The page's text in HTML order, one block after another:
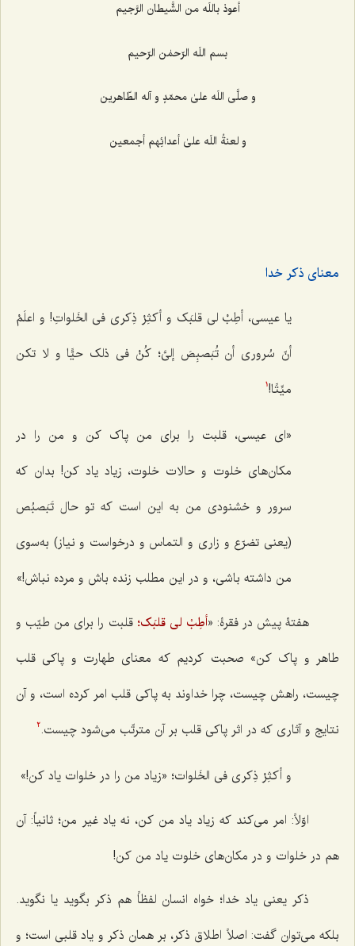
أعوذ باللَه من الشَّیطان الرَّجیم
بسم اللَه الرّحمٰن الرّحیم
و صلَّی اللَه علیٰ محمّدٍ و آله الطّاهرین
و لعنةُ اللَه علیٰ أعدائِهم أجمعین
معنای ذکر خدا
یا عیسی، أطِبْ لی قلبَک و أکثِرْ ذِکری فی الخَلواتِ! و اعلَمْ
أنّ سُروری أن تُبَصبِصَ إلیَّ؛ کُنْ فی ذلک حیًّا و لا تکن
میِّتًا!1
«ای عیسی، قلبت را برای من پاک کن و من را در
مکان‌های خلوت و حالات خلوت، زیاد یاد کن! بدان که
سرور و خشنودی من به این است که تو حال تَبَصبُص
(یعنی تضرّع و زاری و التماس و درخواست و نیاز) به‌سوی
من داشته باشی، و در این مطلب زنده باش و مرده نباش!»
هفتۀ پیش در فقرۀ: «أطِبْ لی قلبَک؛قلبت را برای من طیّب و
طاهر و پاک کن» صحبت کردیم که معنای طهارت و پاکی قلب
چیست، راهش چیست، چرا خداوند به پاکی قلب امر کرده است، و آن
نتایج و آثاری که در اثر پاکی قلب بر آن مترتّب می‌شود چیست.2
و أکثِرْ ذِکری فی الخَلوات؛ «زیاد من را در خلوات یاد کن!»
اوّلاً: امر می‌کند که زیاد یاد من کن، نه یاد غیر من؛ ثانیاً: آن
هم در خلوات و در مکان‌های خلوت یاد من کن!
ذکر یعنی یاد خدا؛ خواه انسان لفظاً هم ذکر بگوید یا نگوید.
بلکه می‌توان گفت: اصلاً اطلاق ذکر، بر همان ذکر و یاد قلبی است؛ و